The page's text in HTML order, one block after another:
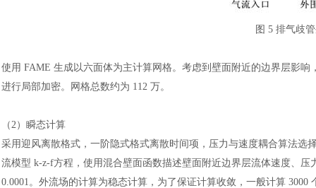
图 5 排气歧
使用 FAME 生成以六面体为主计算网格。考虑到壁面附近的边界层影
进行局部加密。网格总数约为 112 万。
（2）瞬态计算
采用迎风离散格式，一阶隐式格式离散时间项，压力与速度耦合算法选
流模型 k-z-f方程，使用混合壁面函数描述壁面附近边界层流体速度、
0.0001。外流场的计算为稳态计算，为了保证计算收敛，一般计算 3000